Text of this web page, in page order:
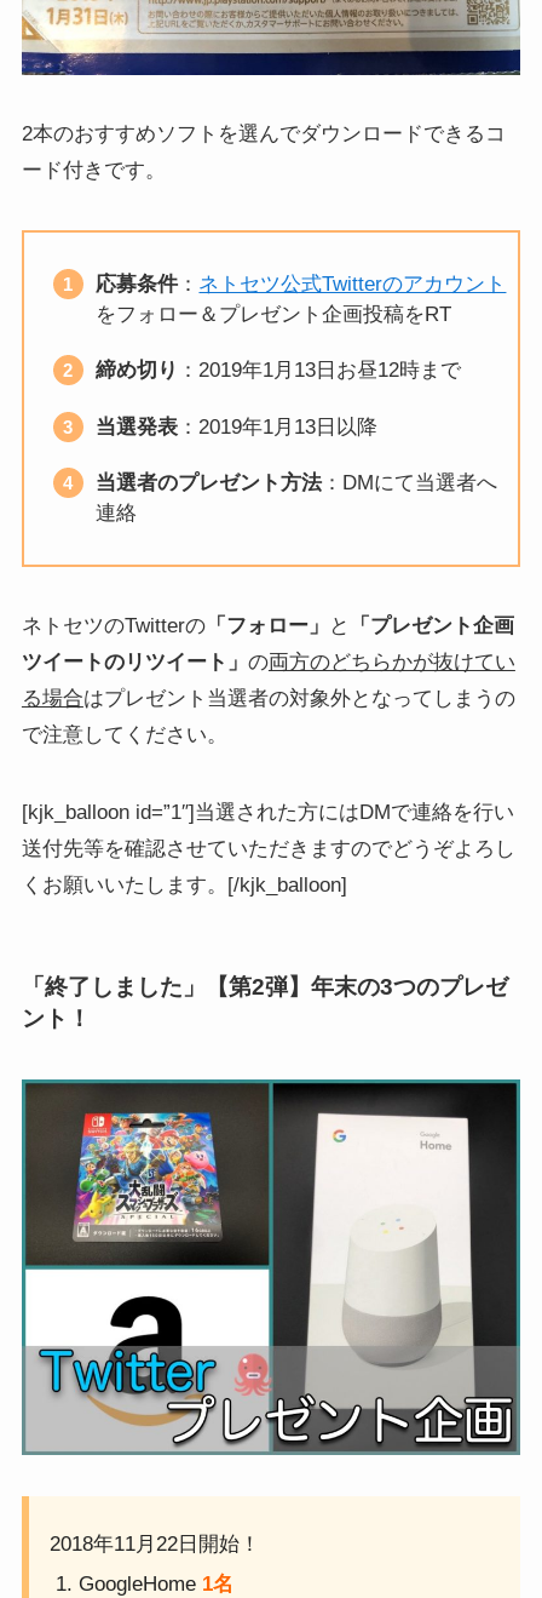
2本のおすすめソフトを選んでダウンロードできるコ
ード付きです。
応募条件 ： ネトセツ公式Twitterのアカウント
をフォロー＆プレゼント企画投稿をRT
締め切り ：2019年1月13日お昼12時まで
当選発表 ：2019年1月13日以降
当選者のプレゼント方法 ：DMにて当選者へ
連絡
ネトセツのTwitterの「フォロー」 と
「プレゼント企画
ツイートのリツイート」 の両方のどちらかが抜けてい
る場合はプレゼント当選者の対象外となってしまうの
で注意してください。
[kjk_balloon id=”1″]当選された方にはDMで連絡を行い
送付先等を確認させていただきますのでどうぞよろし
くお願いいたします。[/kjk_balloon]
「終了しました」【第2弾】年末の3つのプレゼ
ント！
2018年11月22日開始！
GoogleHome 1名